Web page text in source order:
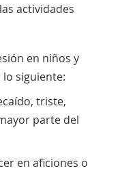
actividades
en niños y
siguiente:
triste,
parte del
en aficiones o